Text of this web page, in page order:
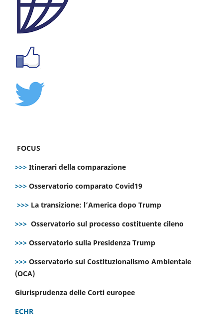
FOCUS
>>> Itinerari della comparazione
>>> Osservatorio comparato Covid19
>>> La transizione: l’America dopo Trump
>>> Osservatorio sul processo costituente cileno
>>> Osservatorio sulla Presidenza Trump
>>> Osservatorio sul Costituzionalismo Ambientale
(OCA)
Giurisprudenza delle Corti europee
ECHR